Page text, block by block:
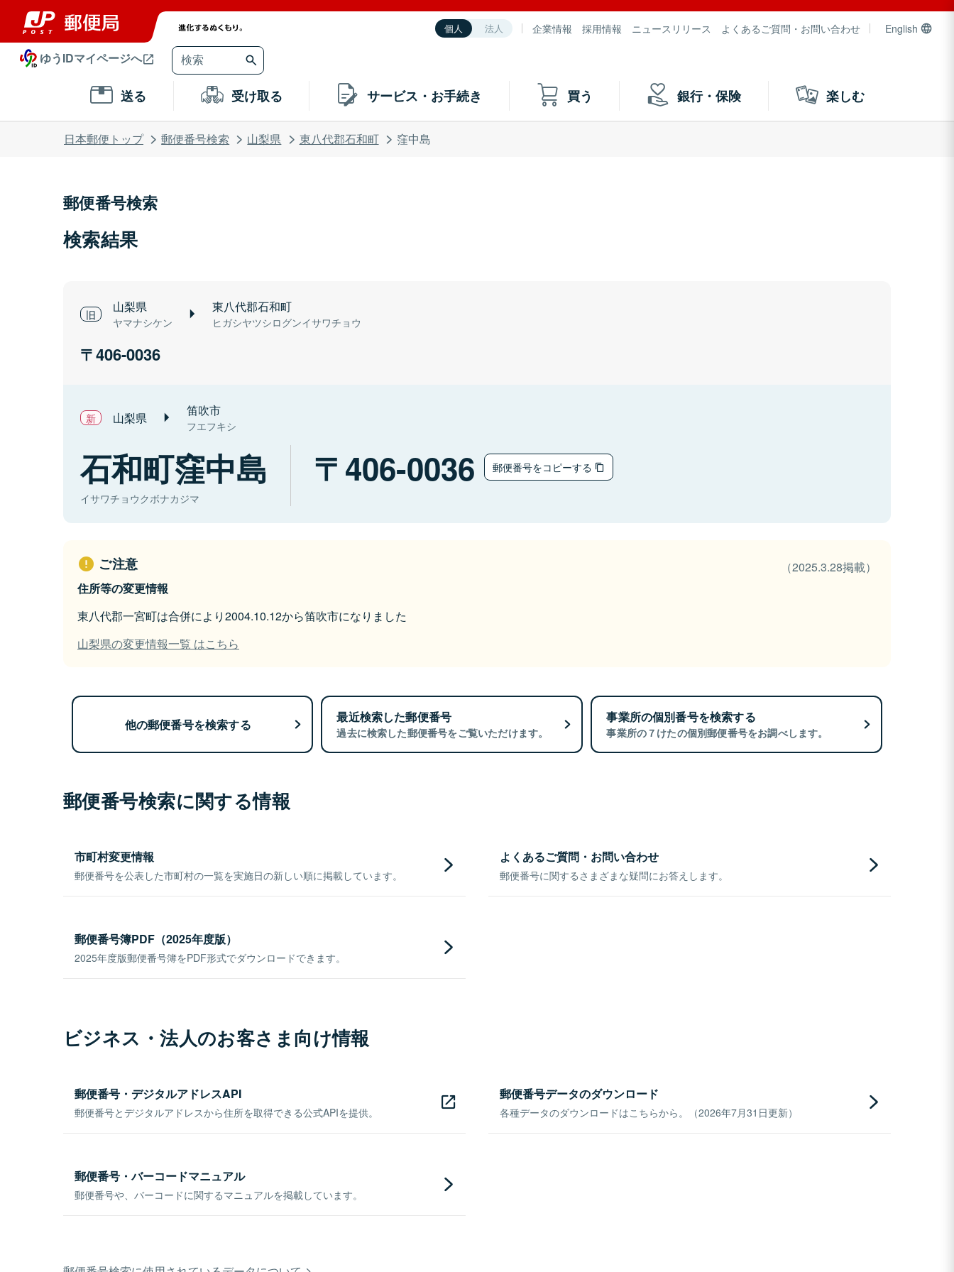
個人 法人 企業情報 採用情報 ニュースリリース よくあるご質問・お問い合わせ English
ゆうIDマイページへ
送る 受け取る サービス・お手続き 買う 銀行・保険 楽しむ
日本郵便トップ 郵便番号検索 山梨県 東八代郡石和町 窪中島
郵便番号検索
検索結果
山梨県
ヤマナシケン
東八代郡石和町
ヒガシヤツシログンイサワチョウ
406-0036
山梨県 笛吹市
フエフキシ
石和町窪中島
イサワチョウクボナカジマ
406-0036 郵便番号をコピーする
ご注意
（2025.3.28掲載）
住所等の変更情報
東八代郡一宮町は合併により2004.10.12から笛吹市になりました
山梨県の変更情報一覧 はこちら
他の郵便番号を検索する 最近検索した郵便番号
過去に検索した郵便番号をご覧いただけます。
事業所の個別番号を検索する
事業所の７けたの個別郵便番号をお調べします。
郵便番号検索に関する情報
市町村変更情報
郵便番号を公表した市町村の一覧を実施日の新しい順に掲載しています。
よくあるご質問・お問い合わせ
郵便番号に関するさまざまな疑問にお答えします。
郵便番号簿PDF（2025年度版）
2025年度版郵便番号簿をPDF形式でダウンロードできます。
ビジネス・法人のお客さま向け情報
郵便番号・デジタルアドレスAPI
郵便番号とデジタルアドレスから住所を取得できる公式APIを提供。
郵便番号データのダウンロード
各種データのダウンロードはこちらから。（2026年7月31日更新）
郵便番号・バーコードマニュアル
郵便番号や、バーコードに関するマニュアルを掲載しています。